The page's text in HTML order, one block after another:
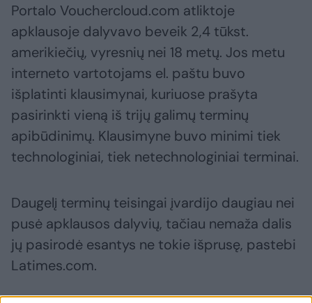
Portalo Vouchercloud.com atliktoje
apklausoje dalyvavo beveik 2,4 tūkst.
amerikiečių, vyresnių nei 18 metų. Jos metu
interneto vartotojams el. paštu buvo
išplatinti klausimynai, kuriuose prašyta
pasirinkti vieną iš trijų galimų terminų
apibūdinimų. Klausimyne buvo minimi tiek
technologiniai, tiek netechnologiniai terminai.
Daugelį terminų teisingai įvardijo daugiau nei
pusė apklausos dalyvių, tačiau nemaža dalis
jų pasirodė esantys ne tokie išprusę, pastebi
Latimes.com.